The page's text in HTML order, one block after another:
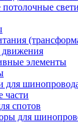
элементы
для
части
спотов
для